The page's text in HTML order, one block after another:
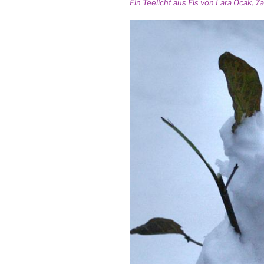
Ein Tee­licht aus Eis von Lara Ocak,